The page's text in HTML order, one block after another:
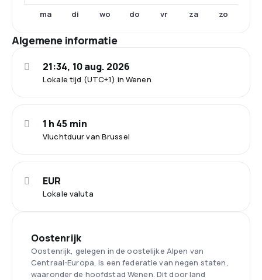
ma di wo do vr za zo
Algemene informatie
Lokale tijd (UTC+1) in Wenen
21:34, 10 aug. 2026
Vluchtduur van Brussel
1 h 45 min
Lokale valuta
EUR
Oostenrijk
Oostenrijk, gelegen in de oostelijke Alpen van
Centraal-Europa, is een federatie van negen staten,
waaronder de hoofdstad Wenen. Dit door land